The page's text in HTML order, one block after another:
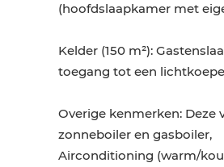
(hoofdslaapkamer met
Kelder (150 m²):
toegang tot een
Overige kenmerken: Deze
zonneboiler en gasboiler,
Airconditioning (warm/